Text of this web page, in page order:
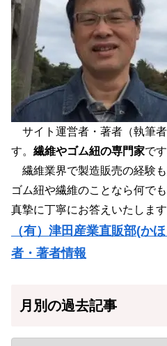
サイト運営者・著者（執筆
す。 繊維やゴム紐の専門家です
繊維業界で製造販売の経験も
ゴム紐や繊維のことなら何で
真摯に丁寧にお答えいたします
（有）津田産業直販部(か
者・著者情報
月別の過去記事